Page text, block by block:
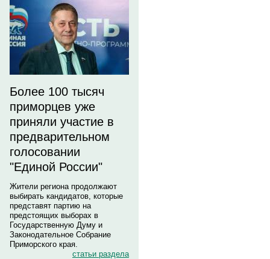
Более 100 тысяч
приморцев уже
приняли участие в
предварительном
голосовании
"Единой России"
Жители региона продолжают
выбирать кандидатов, которые
представят партию на
предстоящих выборах в
Государственную Думу и
Законодательное Собрание
Приморского края.
статьи раздела